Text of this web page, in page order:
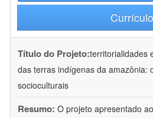
Currículo
Título do Projeto:territorialidades
das terras indígenas da amazônia:
socioculturais
Resumo: O projeto apresentado